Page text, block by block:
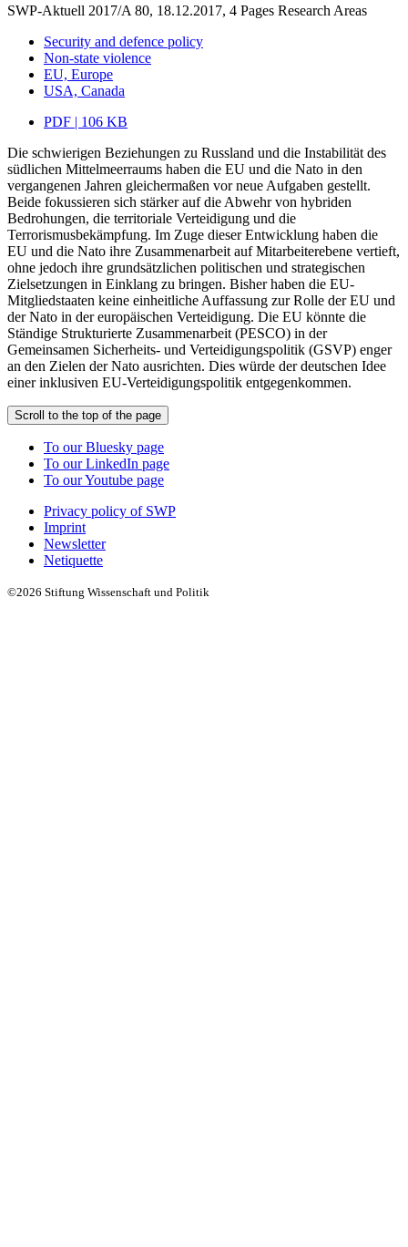
SWP-Aktuell 2017/A 80, 18.12.2017, 4 Pages Research Areas
Security and defence policy
Non-state violence
EU, Europe
USA, Canada
PDF | 106 KB
Die schwierigen Beziehungen zu Russland und die Instabilität des
südlichen Mittelmeerraums haben die EU und die Nato in den
vergangenen Jahren gleichermaßen vor neue Aufgaben gestellt.
Beide fokussieren sich stärker auf die Abwehr von hybriden
Bedrohungen, die territoriale Verteidigung und die
Terrorismusbekämpfung. Im Zuge dieser Entwicklung haben die
EU und die Nato ihre Zusammenarbeit auf Mitarbeiterebene vertieft,
ohne jedoch ihre grundsätzlichen politischen und strategischen
Zielsetzungen in Einklang zu bringen. Bisher haben die EU-
Mitgliedstaaten keine einheitliche Auffassung zur Rolle der EU und
der Nato in der europäischen Verteidigung. Die EU könnte die
Ständige Strukturierte Zusammenarbeit (PESCO) in der
Gemeinsamen Sicherheits- und Verteidigungspolitik (GSVP) enger
an den Zielen der Nato ausrichten. Dies würde der deutschen Idee
einer inklusiven EU-Verteidigungspolitik entgegenkommen.
Scroll to the top of the page
To our Bluesky page
To our LinkedIn page
To our Youtube page
Privacy policy of SWP
Imprint
Newsletter
Netiquette
©2026 Stiftung Wissenschaft und Politik